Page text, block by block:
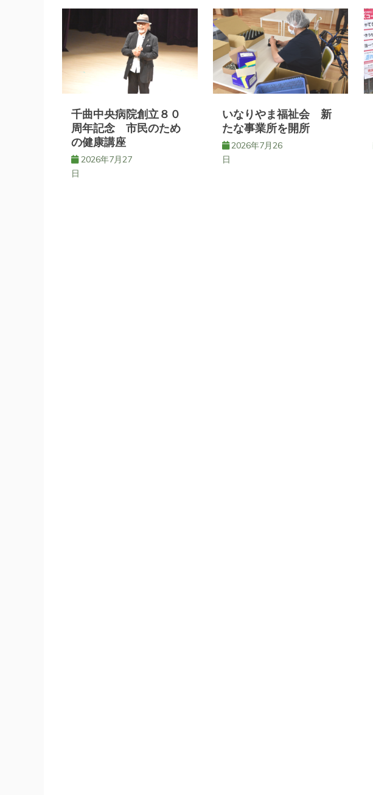
ビ
ゲ
ー
シ
ョ
ン
千曲中央病院創立８０
周年記念 市民のため
の健康講座
2026年7月27
日
いなりやま福祉会 新
たな事業所を開所
2026年7月26
日